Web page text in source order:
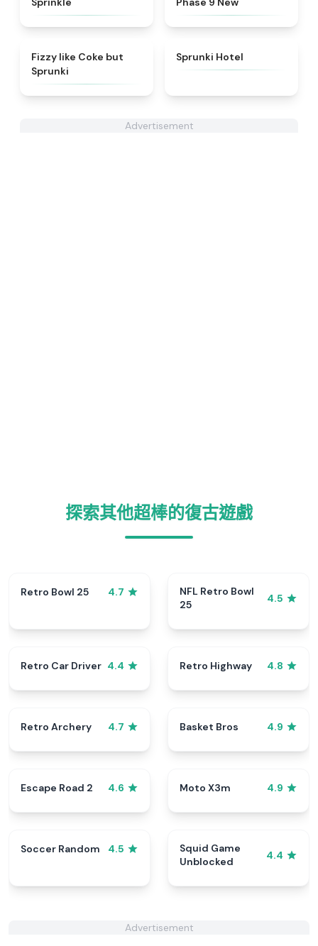
★
Fizzy like Coke but
Sprunki
Sprunki Hotel
Advertisement
探索其他超棒的復古遊戲
Retro Bowl 25 4.7
NFL Retro Bowl
25
4.5
Retro Car Driver 4.4 Retro Highway 4.8
Retro Archery 4.7 Basket Bros 4.9
Escape Road 2 4.6 Moto X3m 4.9
Soccer Random 4.5
Squid Game
Unblocked
4.4
Advertisement